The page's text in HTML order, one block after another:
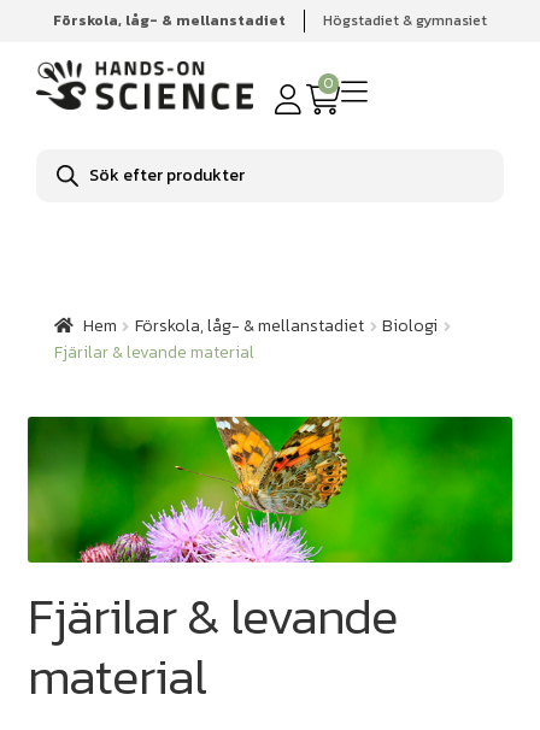
Förskola, låg- & mellanstadiet Högstadiet & gymnasiet
0
Produktsökning
Hem Förskola, låg- & mellanstadiet Biologi
Fjärilar &
levande material
Hem Förskola, låg- & mellanstadiet
Biologi
Fjärilar & levande material
Fjärilar & levande
material